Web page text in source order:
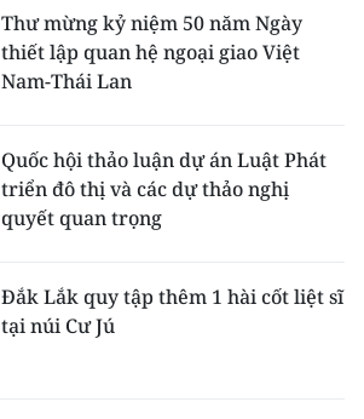
Thư mừng kỷ niệm 50 năm Ngày
thiết lập quan hệ ngoại giao Việt
Nam-Thái Lan
Quốc hội thảo luận dự án Luật Phát
triển đô thị và các dự thảo nghị
quyết quan trọng
Đắk Lắk quy tập thêm 1 hài cốt liệt sĩ
tại núi Cư Jú